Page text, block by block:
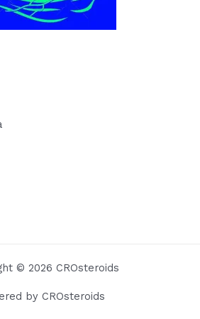
© 2026 CROsteroids
by CROsteroids